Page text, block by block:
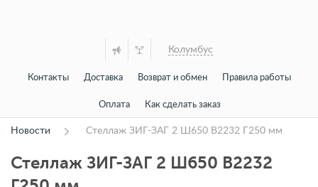
Колумбус
Контакты Доставка Возврат и обмен Правила работы
Оплата Как сделать заказ
Новости Стеллаж ЗИГ-ЗАГ 2 Ш650 В2232 Г250 мм
Стеллаж ЗИГ-ЗАГ 2 Ш650 В2232